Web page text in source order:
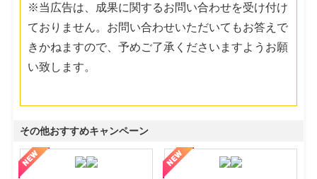
※当広告は、成果に関するお問い合わせを受け付け
ておりません。お問い合わせいただいてもお答えで
きかねますので、予めご了承くださいますようお願
い致します。
その他おすすめキャンペーン